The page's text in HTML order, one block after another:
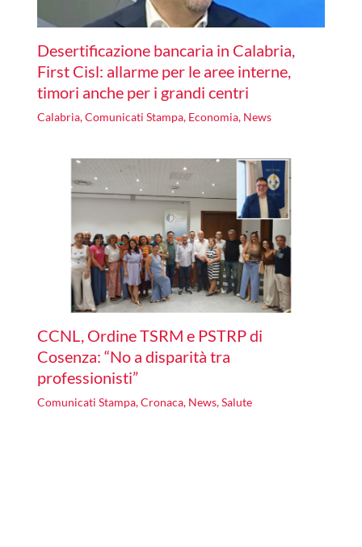
Desertificazione bancaria in Calabria,
First Cisl: allarme per le aree interne,
timori anche per i grandi centri
Calabria,Comunicati Stampa, Economia, News
CCNL, Ordine TSRM e PSTRP di
Cosenza: “No a disparità tra
professionisti”
Comunicati Stampa,Cronaca, News,Salute